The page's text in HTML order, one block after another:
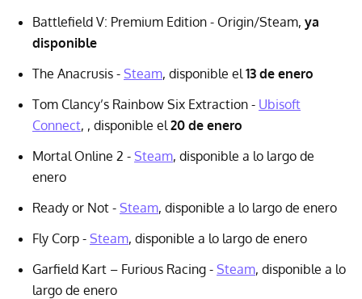
Battlefield V: Premium Edition - Origin/Steam, ya
disponible
The Anacrusis - Steam, disponible el 13 de enero
Tom Clancy’s Rainbow Six Extraction - Ubisoft
Connect, , disponible el 20 de enero
Mortal Online 2 - Steam, disponible a lo largo de
enero
Ready or Not - Steam, disponible a lo largo de enero
Fly Corp - Steam, disponible a lo largo de enero
Garfield Kart – Furious Racing - Steam, disponible a lo
largo de enero